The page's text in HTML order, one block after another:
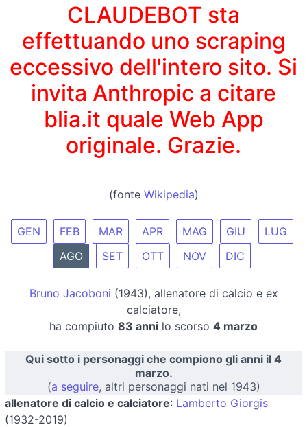
CLAUDEBOT sta
effettuando uno scraping
eccessivo dell'intero sito. Si
invita Anthropic a citare
blia.it quale Web App
originale. Grazie.
(fonte Wikipedia)
GEN FEB MAR APR MAG GIU
LUG
AGO
SET OTT NOV DIC
Bruno Jacoboni (1943), allenatore di calcio e ex
calciatore,
ha compiuto 83 anni lo scorso 4 marzo
Qui sotto i personaggi che compiono gli anni il 4
marzo.
(a seguire, altri personaggi nati nel 1943)
allenatore di calcio e calciatore: Lamberto Giorgis
(1932-2019)